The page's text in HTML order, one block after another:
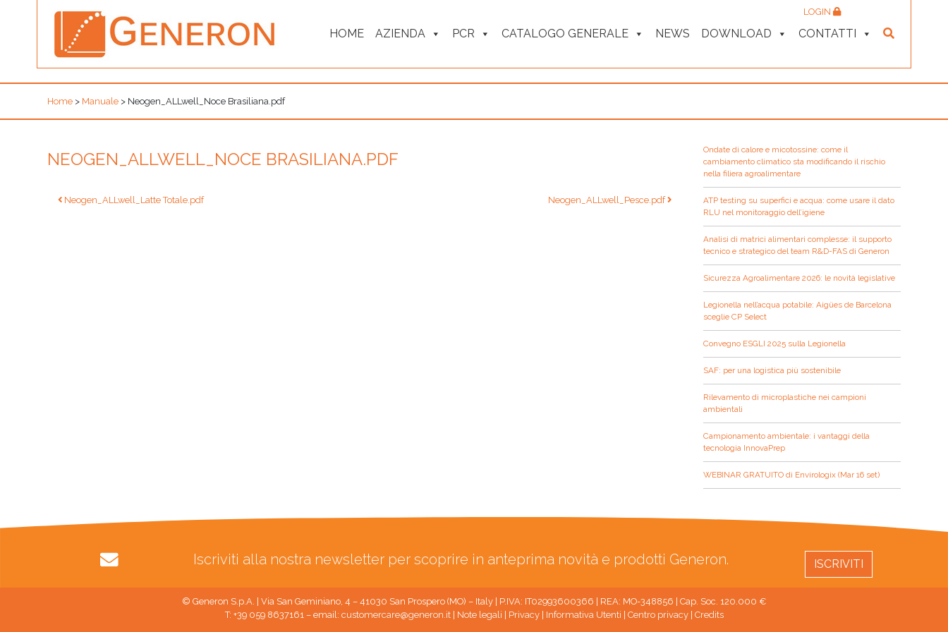
HOME AZIENDA PCR CATALOGO GENERALE NEWS DOWNLOAD CONTATTI
LOGIN
Home > Manuale > Neogen_ALLwell_Noce Brasiliana.pdf
NEOGEN_ALLWELL_NOCE BRASILIANA.PDF
Navigazione
articoli
Neogen_ALLwell_Latte Totale.pdf Neogen_ALLwell_Pesce.pdf
Ondate di calore e micotossine: come il
cambiamento climatico sta modificando il rischio
nella filiera agroalimentare
ATP testing su superfici e acqua: come usare il dato
RLU nel monitoraggio dell’igiene
Analisi di matrici alimentari complesse: il supporto
tecnico e strategico del team R&D-FAS di Generon
Sicurezza Agroalimentare 2026: le novità legislative
Legionella nell’acqua potabile: Aigües de Barcelona
sceglie CP Select
Convegno ESGLI 2025 sulla Legionella
SAF: per una logistica più sostenibile
Rilevamento di microplastiche nei campioni
ambientali
Campionamento ambientale: i vantaggi della
tecnologia InnovaPrep
WEBINAR GRATUITO di Envirologix (Mar 16 set)
Iscriviti alla nostra newsletter per scoprire in anteprima novità e prodotti Generon. ISCRIVITI
© Generon S.p.A. | Via San Geminiano, 4 – 41030 San Prospero (MO) – Italy | P.IVA: IT02993600366 | REA: MO-348856 | Cap. Soc. 120.000 €
T: +39 059 8637161 – email: customercare@generon.it| Note legali Privacy| Informativa Utenti Centro privacy| Credits